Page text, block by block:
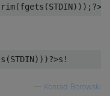
Konrad Borowski